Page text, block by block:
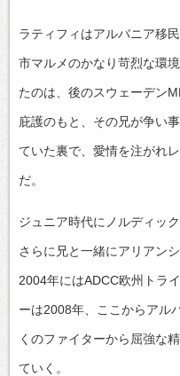
ラティフィはアルバニア移
市マルメのかなり苛烈な環
たのは、後のスウェーデン
庇護のもと、その兄が争い
ていた裏で、愛情を注がれ
だ。
ジュニア時代にノルディッ
さらに兄と一緒にアリアン
2004年にはADCC欧州トラ
ーは2008年、ここからアル
くのファイターから屈強な
ていく。